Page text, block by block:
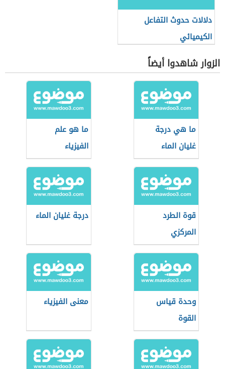
دلالات حدوث التفاعل
الكيميائي
الزوار شاهدوا أيضاً
ما هي درجة
غليان الماء
ما هو علم
الفيزياء
قوة الطرد
المركزي
درجة غليان الماء
وحدة قياس
القوة
معنى الفيزياء